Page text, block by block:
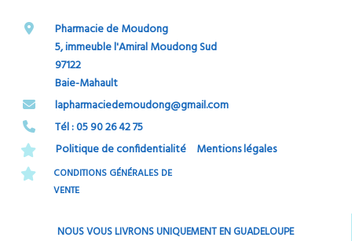
Pharmacie de Moudong
5, immeuble l'Amiral Moudong Sud
97122
Baie-Mahault
​​​​​​​lapharmaciedemoudong@gmail.com
Tél : 05 90 26 42 75​​​​​​​
Politique de confidentialité
Mentions légales
CONDITIONS GÉNÉRALES DE
VENTE
NOUS VOUS LIVRONS UNIQUEMENT EN GUADELOUPE